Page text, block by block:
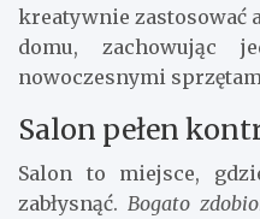
kreatywnie zastosować
domu, zachowując
nowoczesnymi
Salon pełen
Salon to miejsce,
zabłysnąć. Bogato